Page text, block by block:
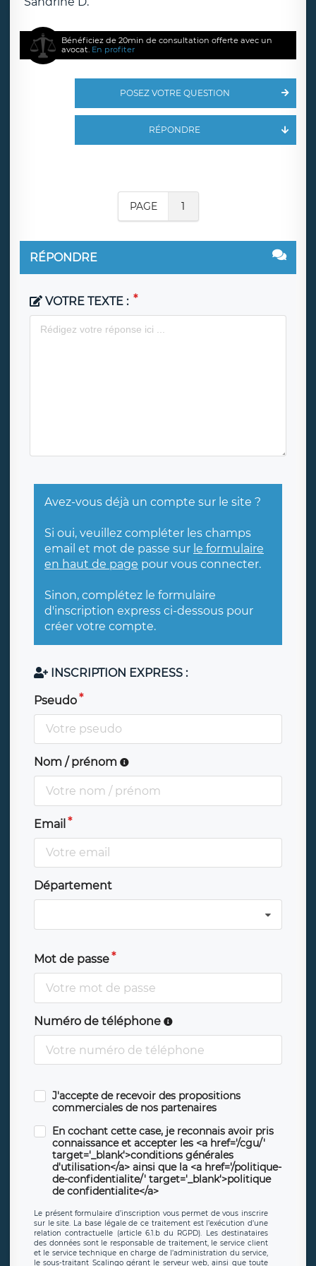
Bénéficiez de 20min de consultation offerte avec un
avocat. En profiter
POSEZ VOTRE QUESTION
RÉPONDRE
PAGE 1
RÉPONDRE
VOTRE TEXTE :
Avez-vous déjà un compte sur le site ?
Si oui, veuillez compléter les champs
email et mot de passe sur le formulaire
en haut de page pour vous connecter.
Sinon, complétez le formulaire
d'inscription express ci-dessous pour
créer votre compte.
INSCRIPTION EXPRESS :
Pseudo
Nom / prénom
Email
Département
Mot de passe
Numéro de téléphone
J'accepte de recevoir des propositions
commerciales de nos partenaires
En cochant cette case, je reconnais avoir pris
connaissance et accepter les <a href='/cgu/'
target='_blank'>conditions générales
d'utilisation</a> ainsi que la <a href='/politique-
de-confidentialite/' target='_blank'>politique
de confidentialite</a>
Le présent formulaire d’inscription vous permet de vous inscrire
sur le site. La base légale de ce traitement est l’exécution d’une
relation contractuelle (article 6.1.b du RGPD). Les destinataires
des données sont le responsable de traitement, le service client
et le service technique en charge de l’administration du service,
le sous-traitant Scalingo gérant le serveur web, ainsi que toute